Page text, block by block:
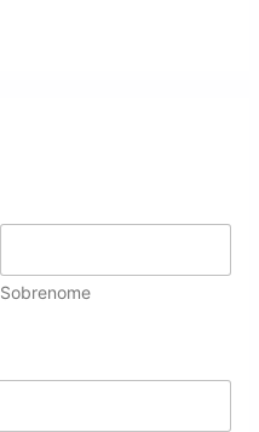
Sobrenome